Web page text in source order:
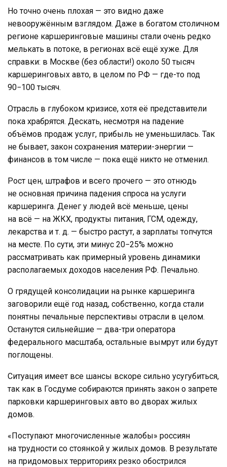
Но точно очень плохая — это видно даже
невооружённым взглядом. Даже в богатом столичном
регионе каршеринговые машины стали очень редко
мелькать в потоке, в регионах всё ещё хуже. Для
справки: в Москве (без области!) около 50 тысяч
каршеринговых авто, в целом по РФ — где-то под
90−100 тысяч.
Отрасль в глубоком кризисе, хотя её представители
пока храбрятся. Дескать, несмотря на падение
объёмов продаж услуг, прибыль не уменьшилась. Так
не бывает, закон сохранения материи-энергии —
финансов в том числе — пока ещё никто не отменил.
Рост цен, штрафов и всего прочего — это отнюдь
не основная причина падения спроса на услуги
каршеринга. Денег у людей всё меньше, цены
на всё — на ЖКХ, продукты питания, ГСМ, одежду,
лекарства и т. д. — быстро растут, а зарплаты топчутся
на месте. По сути, эти минус 20−25% можно
рассматривать как примерный уровень динамики
располагаемых доходов населения РФ. Печально.
О грядущей консолидации на рынке каршеринга
заговорили ещё год назад, собственно, когда стали
понятны печальные перспективы отрасли в целом.
Останутся сильнейшие — два-три оператора
федерального масштаба, остальные вымрут или будут
поглощены.
Ситуация имеет все шансы вскоре сильно усугубиться,
так как в Госдуме собираются принять закон о запрете
парковки каршеринговых авто во дворах жилых
домов.
«Поступают многочисленные жалобы» россиян
на трудности со стоянкой у жилых домов. В результате
на придомовых территориях резко обострился